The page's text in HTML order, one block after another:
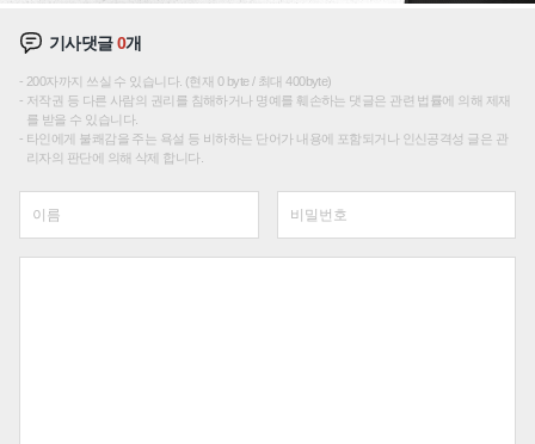
기사댓글0개
200자까지 쓰실 수 있습니다. (현재 0 byte / 최대 400byte)
저작권 등 다른 사람의 권리를 침해하거나 명예를 훼손하는 댓글은 관련 법률에 의해 제재
를 받을 수 있습니다.
타인에게 불쾌감을 주는 욕설 등 비하하는 단어가 내용에 포함되거나 인신공격성 글은 관
리자의 판단에 의해 삭제 합니다.